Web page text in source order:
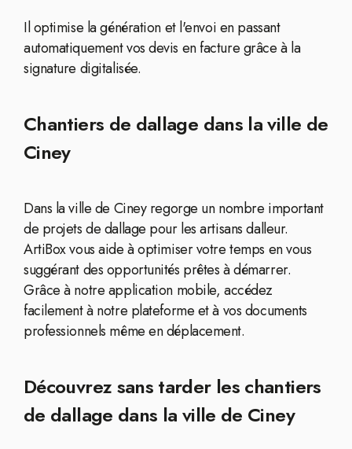
Il optimise la génération et l'envoi en passant
automatiquement vos devis en facture grâce à la
signature digitalisée.
Chantiers de dallage dans la ville de
Ciney
Dans la ville de Ciney regorge un nombre important
de projets de dallage pour les artisans dalleur.
ArtiBox vous aide à optimiser votre temps en vous
suggérant des opportunités prêtes à démarrer.
Grâce à notre application mobile, accédez
facilement à notre plateforme et à vos documents
professionnels même en déplacement.
Découvrez sans tarder les chantiers
de dallage dans la ville de Ciney